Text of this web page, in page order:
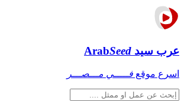
عرب سيد ArabSeed
اسرع موقع فـــــي مـــصـــر